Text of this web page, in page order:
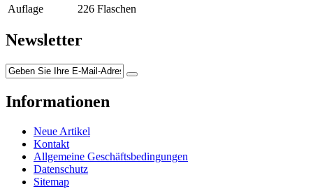
Auflage
226 Flaschen
Newsletter
Informationen
Neue Artikel
Kontakt
Allgemeine Geschäftsbedingungen
Datenschutz
Sitemap